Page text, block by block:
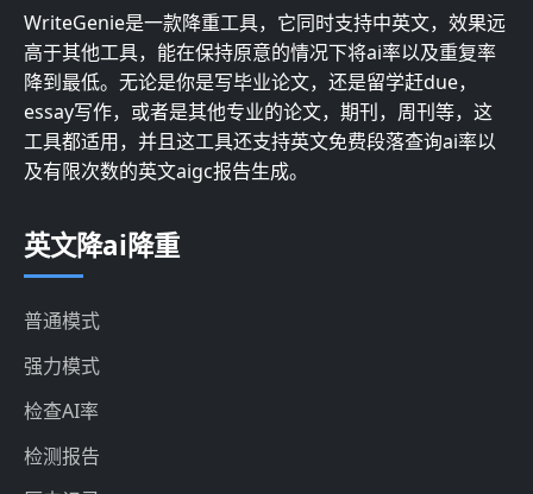
WriteGenie是一款降重工具，它同时支持中英文，效果远
高于其他工具，能在保持原意的情况下将ai率以及重复率
降到最低。无论是你是写毕业论文，还是留学赶due，
essay写作，或者是其他专业的论文，期刊，周刊等，这
工具都适用，并且这工具还支持英文免费段落查询ai率以
及有限次数的英文aigc报告生成。
英文降ai降重
普通模式
强力模式
检查AI率
检测报告